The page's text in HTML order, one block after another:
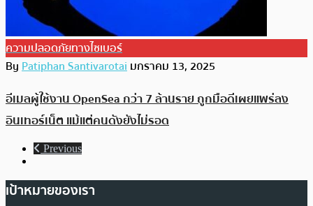
ความปลอดภัยทางไซเบอร์
ByPatiphan Santivarotaiมกราคม 13, 2025
อีเมลผู้ใช้งาน OpenSea กว่า 7 ล้านราย ถูกมือดีเผยแพร่ลง
อินเทอร์เน็ต แม้แต่คนดังยังไม่รอด
Previous
เป้าหมายของเรา